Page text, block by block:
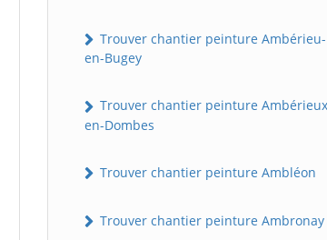
Trouver chantier peinture Ambérieu-
en-Bugey
Trouver chantier peinture
en-Dombes
Trouver chantier peinture Ambléon
Trouver chantier peinture Ambronay